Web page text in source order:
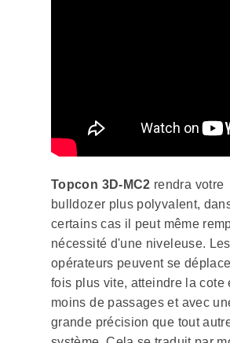
Topcon 3D-MC2 rendra votre
bulldozer plus polyvalent,
certains cas il peut même
nécessité d'une niveleuse. Les
opérateurs peuvent se
fois plus vite, atteindre la cote
moins de passages et avec
grande précision que tout